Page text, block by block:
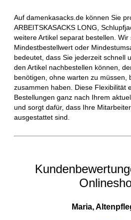
Auf damenkasacks.de können Sie
ARBEITSKASACKS LONG,
weitere Artikel separat bestellen. Wir
Mindestbestellwert oder
bedeutet, dass Sie jederzeit schnell
den Artikel nachbestellen können,
benötigen, ohne warten zu müssen,
zusammen haben. Diese Flexibilität
Bestellungen ganz nach Ihrem
und sorgt dafür, dass Ihre
ausgestattet sind.
Maria,